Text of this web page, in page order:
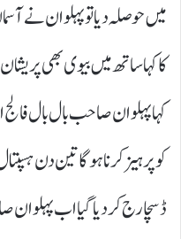
میں حوصلہ دیا تو پہلوان نے
کا کہا ساتھ میں بیوی بھی
کہا پہلوان صاحب با ل بال
کو پرہیز کر نا ہو گا تین دن
ڈسچارج کر دیا گیا اب